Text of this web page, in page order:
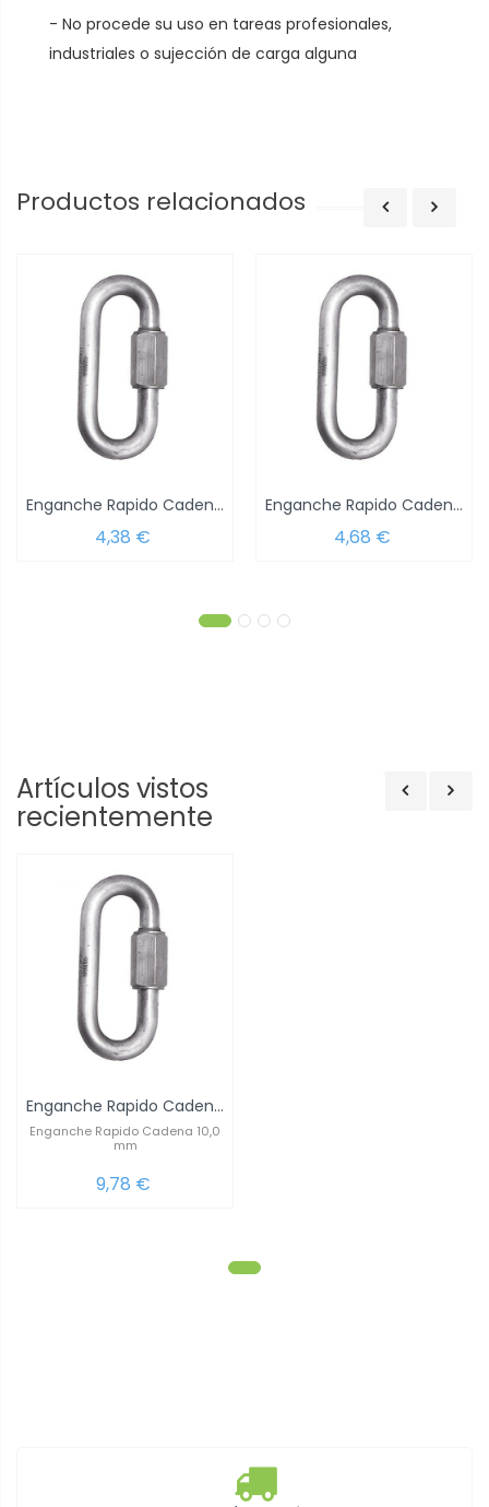
- No procede su uso en tareas profesionales,
industriales o sujección de carga alguna
Productos relacionados
Enganche Rapido Cadena 3,5 mm.
4,38 €
Enganche Rapido Cadena 4,0 mm.
4,68 €
Artículos vistos
recientemente
Enganche Rapido Cadena 10,0 mm
Enganche Rapido Cadena 10,0
mm
9,78 €